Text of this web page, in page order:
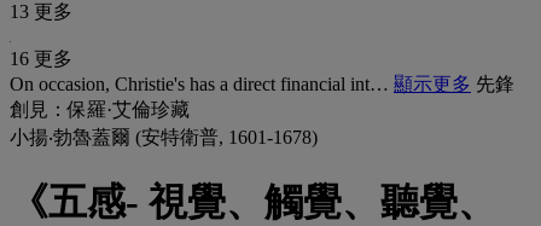
13 更多
16 更多
On occasion, Christie's has a direct financial int… 顯示更多 先鋒
創見：保羅·艾倫珍藏
小揚‧勃魯蓋爾 (安特衛普, 1601-1678)
《五感- 視覺、觸覺、聽覺、